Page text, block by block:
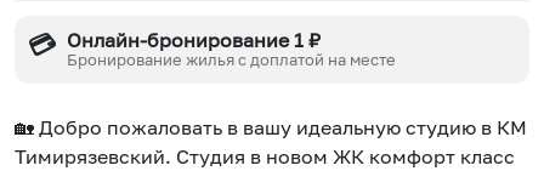
💳 Онлайн-бронирование 1 ₽
Бронирование жилья с доплатой на месте
🏡 Добро пожаловать в вашу идеальную студию в КМ
Тимирязевский. Студия в новом ЖК комфорт класс